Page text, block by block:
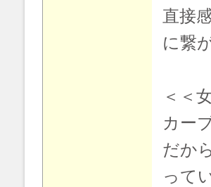
直接
に繋
＜＜
カー
だか
って